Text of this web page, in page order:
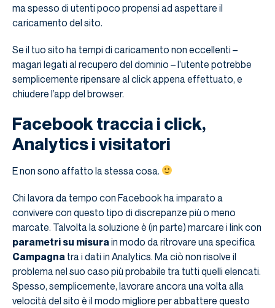
ma spesso di utenti poco propensi ad aspettare il
caricamento del sito.
Se il tuo sito ha tempi di caricamento non eccellenti –
magari legati al recupero del dominio – l’utente potrebbe
semplicemente ripensare al click appena effettuato, e
chiudere l’app del browser.
Facebook traccia i click,
Analytics i visitatori
E non sono affatto la stessa cosa.
Chi lavora da tempo con Facebook ha imparato a
convivere con questo tipo di discrepanze più o meno
marcate. Talvolta la soluzione è (in parte) marcare i link con
parametri su misura in modo da ritrovare una specifica
Campagna tra i dati in Analytics. Ma ciò non risolve il
problema nel suo caso più probabile tra tutti quelli elencati.
Spesso, semplicemente, lavorare ancora una volta alla
velocità del sito è il modo migliore per abbattere questo